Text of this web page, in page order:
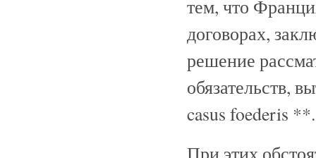
тем, что
договорах,
решение
обязательств,
casus foederis **.
При этих